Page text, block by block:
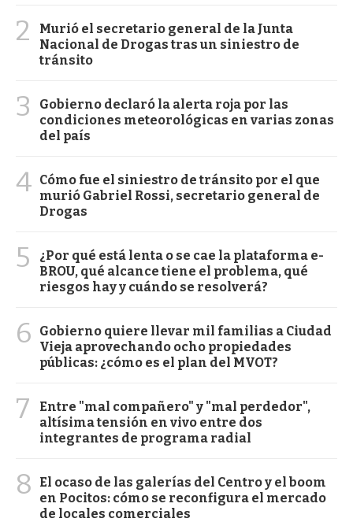
2
Murió el secretario general de la Junta
Nacional de Drogas tras un siniestro de
tránsito
3
Gobierno declaró la alerta roja por las
condiciones meteorológicas en varias zonas
del país
4 Cómo fue el siniestro de tránsito por el que
murió Gabriel Rossi, secretario general de
Drogas
5
¿Por qué está lenta o se cae la plataforma e-
BROU, qué alcance tiene el problema, qué
riesgos hay y cuándo se resolverá?
6
Gobierno quiere llevar mil familias a Ciudad
Vieja aprovechando ocho propiedades
públicas: ¿cómo es el plan del MVOT?
7
Entre "mal compañero" y "mal perdedor",
altísima tensión en vivo entre dos
integrantes de programa radial
8
El ocaso de las galerías del Centro y el boom
en Pocitos: cómo se reconfigura el mercado
de locales comerciales